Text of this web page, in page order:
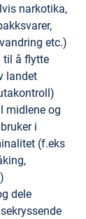
narkotika,
etc.)
til å flytte
landet
midlene og
i
(f.eks
dele